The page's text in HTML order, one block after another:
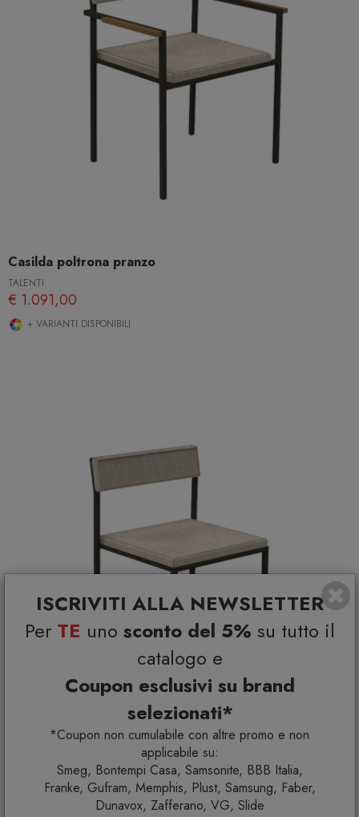
ISCRIVITI ALLA NEWSLETTER
Per TE uno sconto del 5% su tutto il
catalogo e
Coupon esclusivi su brand
selezionati*
*Coupon non cumulabile con altre promo e non
applicabile su:
Smeg, Bontempi Casa, Samsonite, BBB Italia,
Franke, Gufram, Memphis, Plust, Samsung, Faber,
Dunavox, Zafferano, VG, Slide
Casilda poltrona pranzo
TALENTI
€ 1.091,00
+ VARIANTI DISPONIBILI
Casilda sedia pranzo
€ 920,00
+ VARIANTI DISPONIBILI